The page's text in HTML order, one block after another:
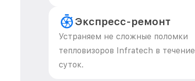
Экспресс-ремонт
Устраняем не сложные поломки
тепловизоров Infratech в течение
суток.